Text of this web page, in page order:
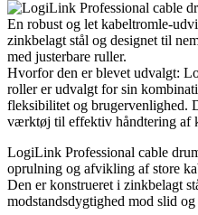
En robust og let kabeltromle-
zinkbelagt stål og designet til
med justerbare ruller.
Hvorfor den er blevet udvalgt:
roller er udvalgt for sin
fleksibilitet og brugervenlighed.
værktøj til effektiv håndtering af
LogiLink Professional cable
oprulning og afvikling af store
Den er konstrueret i zinkbelagt
modstandsdygtighed mod slid